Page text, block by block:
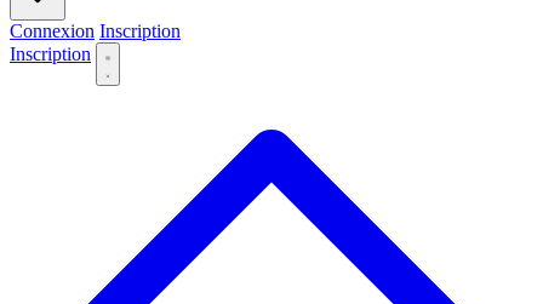
Connexion Inscription
Inscription